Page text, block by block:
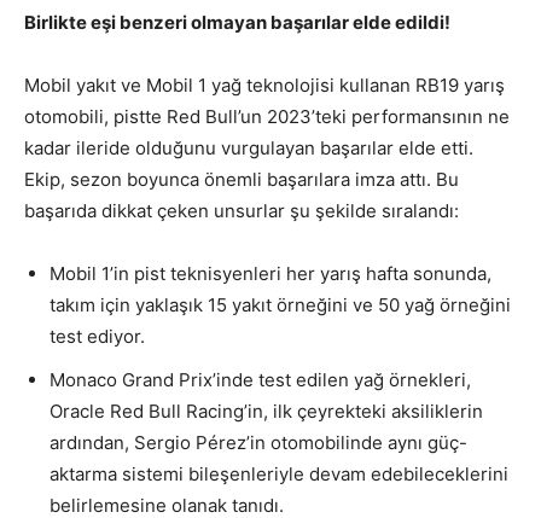
Birlikte eşi benzeri olmayan başarılar elde edildi!
Mobil yakıt ve Mobil 1 yağ teknolojisi kullanan RB19 yarış
otomobili, pistte Red Bull’un 2023’teki performansının ne
kadar ileride olduğunu vurgulayan başarılar elde etti.
Ekip, sezon boyunca önemli başarılara imza attı. Bu
başarıda dikkat çeken unsurlar şu şekilde sıralandı:
Mobil 1’in pist teknisyenleri her yarış hafta sonunda,
takım için yaklaşık 15 yakıt örneğini ve 50 yağ örneğini
test ediyor.
Monaco Grand Prix’inde test edilen yağ örnekleri,
Oracle Red Bull Racing’in, ilk çeyrekteki aksiliklerin
ardından, Sergio Pérez’in otomobilinde aynı güç-
aktarma sistemi bileşenleriyle devam edebileceklerini
belirlemesine olanak tanıdı.